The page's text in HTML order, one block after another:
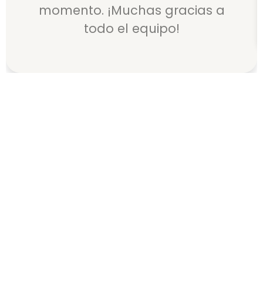
momento. ¡Muchas gracias a
todo el equipo!